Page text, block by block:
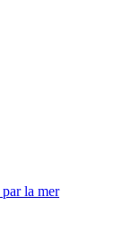
la mer